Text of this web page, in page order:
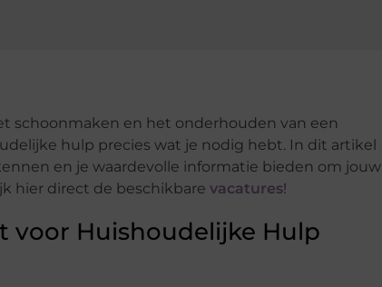
schoonmaken en het onderhouden van een
hulp precies wat je nodig hebt. In dit artikel
en je waardevolle informatie bieden om jouw
hier direct de beschikbare vacatures!
voor Huishoudelijke Hulp